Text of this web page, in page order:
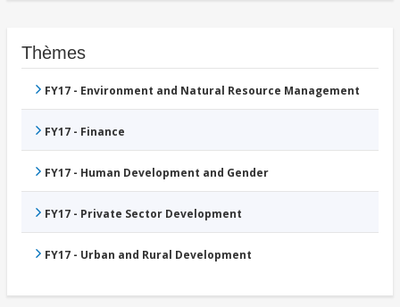
Thèmes
FY17 - Environment and Natural Resource Management
FY17 - Finance
FY17 - Human Development and Gender
FY17 - Private Sector Development
FY17 - Urban and Rural Development